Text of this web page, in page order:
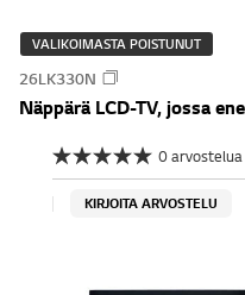
VALIKOIMASTA POISTUNUT
26LK330N
Näppärä LCD-TV, jossa
E
i
a
0 arvostelua
KIRJOITA ARVOSTELU